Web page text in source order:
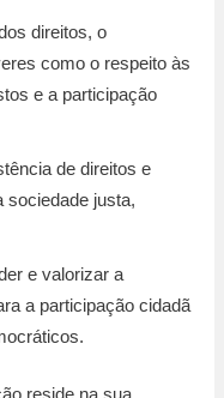
direitos, o
como o respeito às
e a participação
de direitos e
sociedade justa,
e valorizar a
a participação cidadã
reside na sua